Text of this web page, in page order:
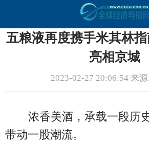
五粮液再度携手米其林
亮相京城
2023-02-27 20:06:54 来
浓香美酒，承载一段历
带动一股潮流。